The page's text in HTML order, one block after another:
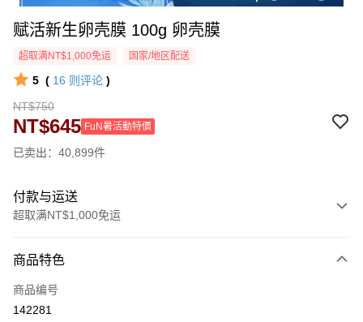
赋活新生卵壳膜 100g 卵壳膜
超取满NT$1,000免运 国家/地区配送
5 ( 16 则评论 )
NT$750
NT$645 FuN暑活動特價
已卖出：40,899件
付款与运送
超取满NT$1,000免运
信用卡一次付款
超商取货付款
商品特色
商品编号
142281